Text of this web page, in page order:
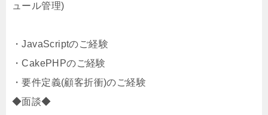
ュール管理)
・JavaScriptのご経験
・CakePHPのご経験
・要件定義(顧客折衝)のご経験
◆面談◆